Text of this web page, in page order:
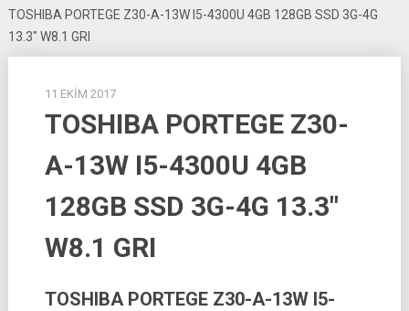
TOSHIBA PORTEGE Z30-A-13W I5-4300U 4GB 128GB SSD 3G-4G
13.3″ W8.1 GRI
11 EKIM 2017
TOSHIBA PORTEGE Z30-
A-13W I5-4300U 4GB
128GB SSD 3G-4G 13.3″
W8.1 GRI
TOSHIBA PORTEGE Z30-A-13W I5-